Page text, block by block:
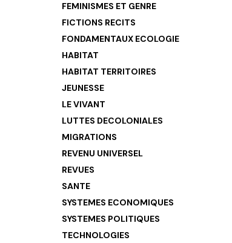
FEMINISMES ET GENRE
FICTIONS RECITS
FONDAMENTAUX ECOLOGIE
HABITAT
HABITAT TERRITOIRES
JEUNESSE
LE VIVANT
LUTTES DECOLONIALES
MIGRATIONS
REVENU UNIVERSEL
REVUES
SANTE
SYSTEMES ECONOMIQUES
SYSTEMES POLITIQUES
TECHNOLOGIES